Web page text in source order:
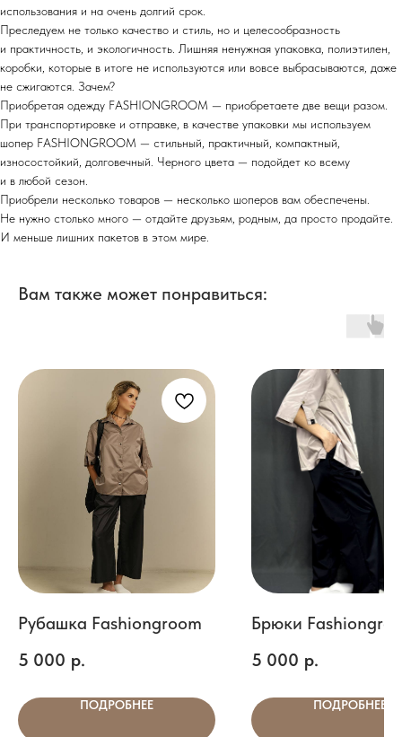
использования и на очень долгий срок.
Преследуем не только качество и стиль, но и целесообразность
и практичность, и экологичность. Лишняя ненужная упаковка, полиэтилен,
коробки, которые в итоге не используются или вовсе выбрасываются, даже
не сжигаются. Зачем?
Приобретая одежду FASHIONGROOM — приобретаете две вещи разом.
При транспортировке и отправке, в качестве упаковки мы используем
шопер FASHIONGROOM — стильный, практичный, компактный,
износостойкий, долговечный. Черного цвета — подойдет ко всему
и в любой сезон.
Приобрели несколько товаров — несколько шоперов вам обеспечены.
Не нужно столько много — отдайте друзьям, родным, да просто продайте.
И меньше лишних пакетов в этом мире.
Вам также может понравиться:
Рубашка Fashiongroom
5 000 р.
ПОДРОБНЕЕ
Брюки
5 000 р.
ПОДРОБНЕЕ